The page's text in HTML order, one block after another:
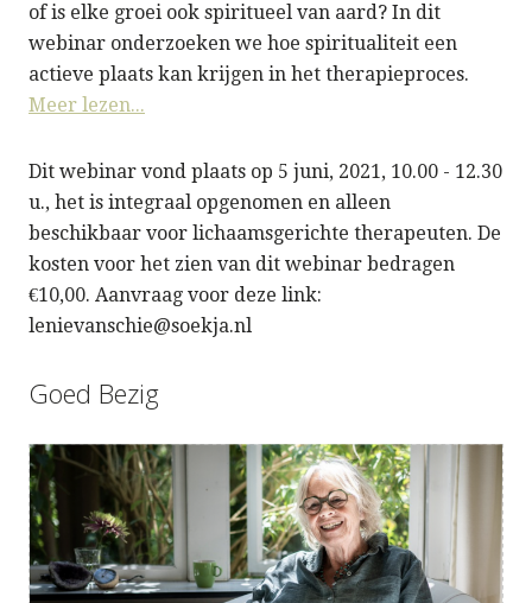
of is elke groei ook spiritueel van aard? In dit
webinar onderzoeken we hoe spiritualiteit een
actieve plaats kan krijgen in het therapieproces.
Meer lezen...
Dit webinar vond plaats op 5 juni, 2021, 10.00 - 12.30
u., het is integraal opgenomen en alleen
beschikbaar voor lichaamsgerichte therapeuten. De
kosten voor het zien van dit webinar bedragen
€10,00. Aanvraag voor deze link:
lenievanschie@soekja.nl
Goed Bezig